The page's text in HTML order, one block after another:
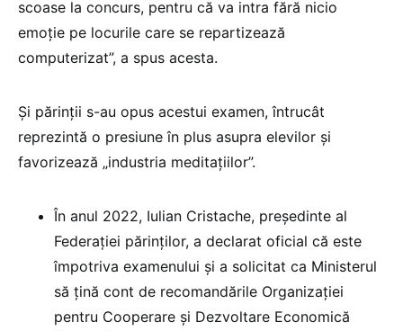
scoase la concurs, pentru că va intra fără nicio
emoție pe locurile care se repartizează
computerizat”, a spus acesta.
Și părinții s-au opus acestui examen, întrucât
reprezintă o presiune în plus asupra elevilor și
favorizează „industria meditațiilor”.
În anul 2022, Iulian Cristache, președinte al
Federației părinților, a declarat oficial că este
împotriva examenului și a solicitat ca Ministerul
să țină cont de recomandările Organizației
pentru Cooperare și Dezvoltare Economică